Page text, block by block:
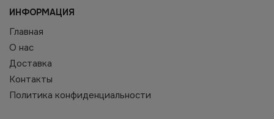
ИНФОРМАЦИЯ
Главная
О нас
Доставка
Контакты
Политика конфиденциальности